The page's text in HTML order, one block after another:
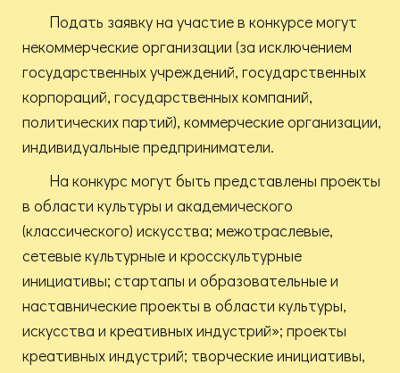
Подать заявку на участие в конкурсе могут
некоммерческие организации (за исключением
государственных учреждений, государственных
корпораций, государственных компаний,
политических партий), коммерческие организации,
индивидуальные предприниматели.
На конкурс могут быть представлены проекты
в области культуры и академического
(классического) искусства; межотраслевые,
сетевые культурные и кросскультурные
инициативы; стартапы и образовательные и
наставнические проекты в области культуры,
искусства и креативных индустрий»; проекты
креативных индустрий; творческие инициативы,